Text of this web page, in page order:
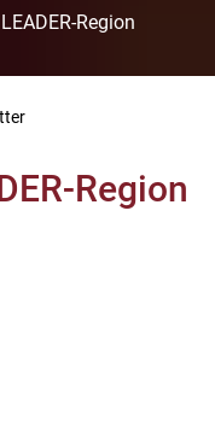
Region
Region